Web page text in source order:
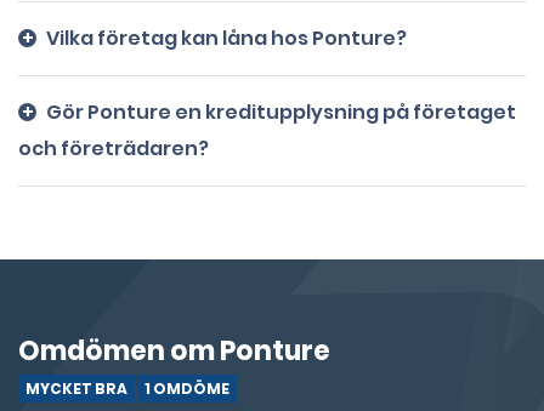
Vilka företag kan låna hos Ponture?
Gör Ponture en kreditupplysning på företaget
och företrädaren?
Omdömen om Ponture
MYCKET BRA 1 OMDÖME